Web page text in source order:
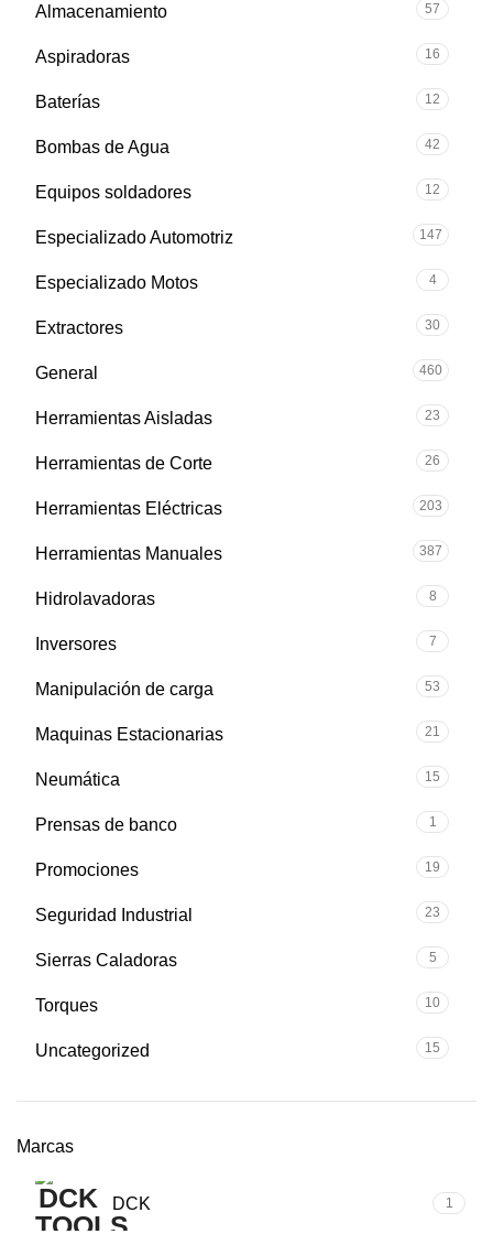
Almacenamiento 57
Aspiradoras 16
Baterías 12
Bombas de Agua 42
Equipos soldadores 12
Especializado Automotriz 147
Especializado Motos 4
Extractores 30
General 460
Herramientas Aisladas 23
Herramientas de Corte 26
Herramientas Eléctricas 203
Herramientas Manuales 387
Hidrolavadoras 8
Inversores 7
Manipulación de carga 53
Maquinas Estacionarias 21
Neumática 15
Prensas de banco 1
Promociones 19
Seguridad Industrial 23
Sierras Caladoras 5
Torques 10
Uncategorized 15
Marcas
DCK 1